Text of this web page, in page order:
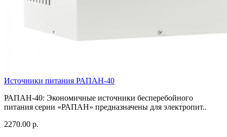
Источники питания РАПАН-40
РАПАН-40: Экономичные источники бесперебойного
питания серии «РАПАН» предназначены для электропит..
2270.00 р.